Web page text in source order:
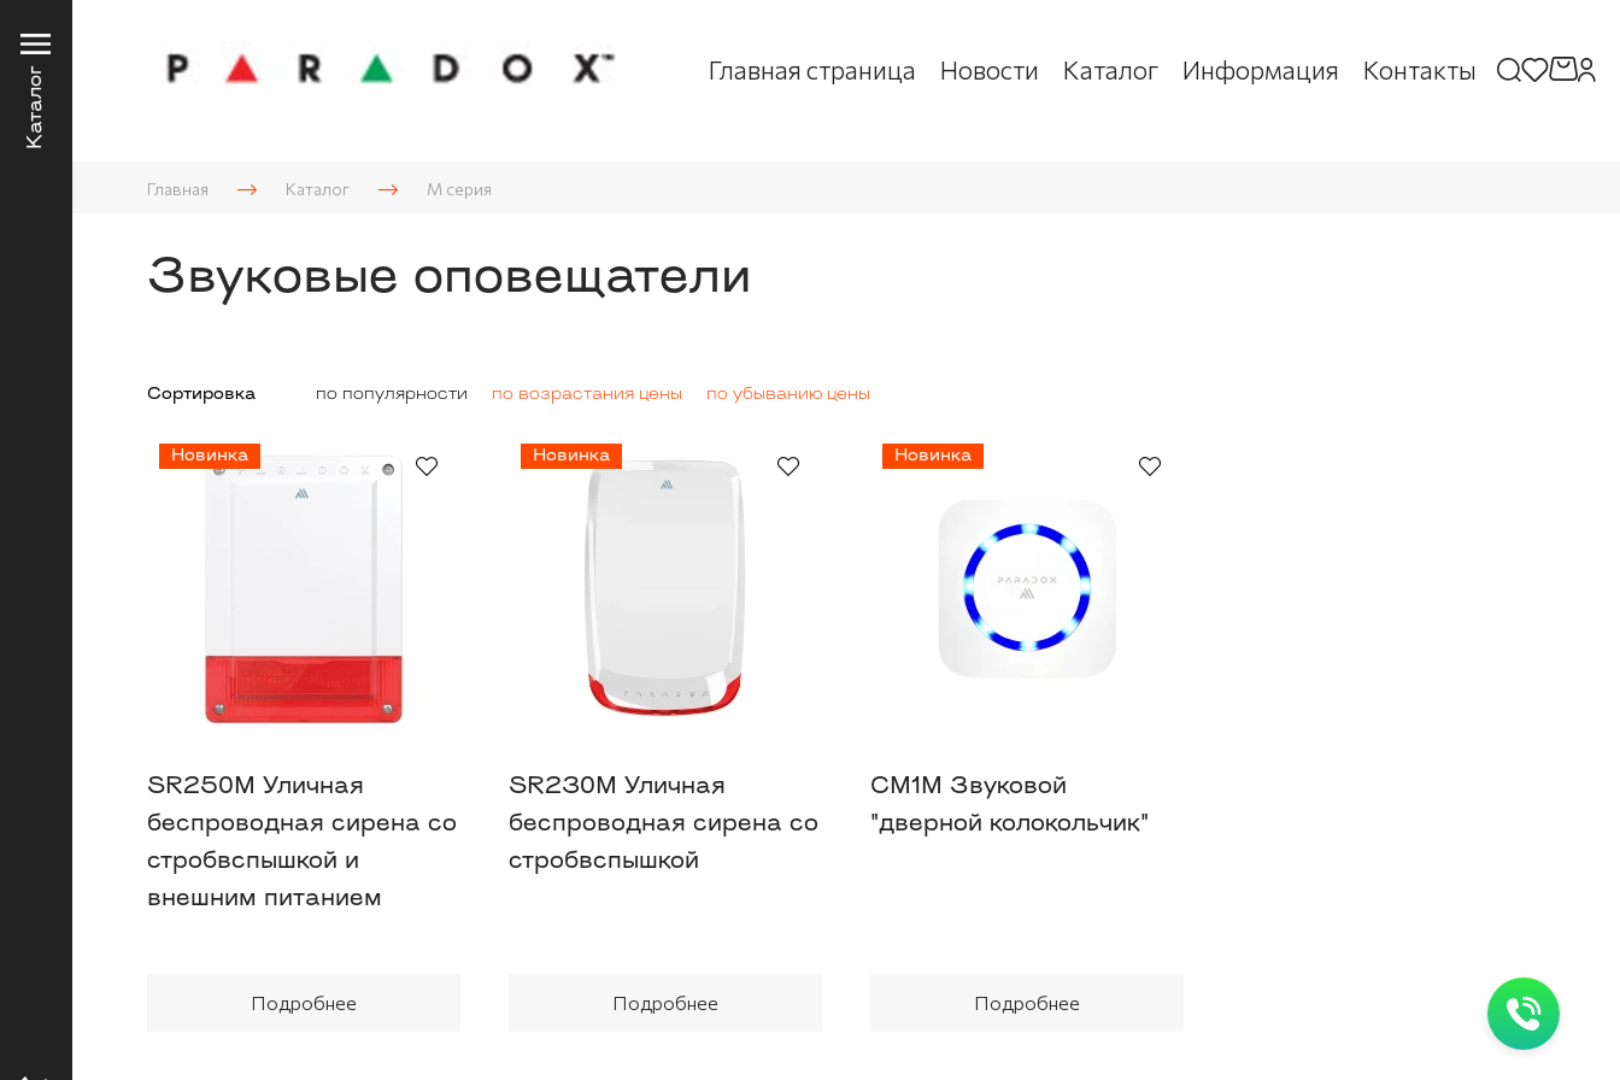
Главная страница Новости Каталог Информация Контакты
Главная Каталог М серия
Звуковые оповещатели
Сортировка по популярности по возрастания цены по убыванию цены
Новинка
SR250M Уличная
беспроводная сирена со
стробвспышкой и
внешним питанием
Подробнее
Новинка
SR230M Уличная
беспроводная сирена со
стробвспышкой
Подробнее
Новинка
CM1M Звуковой
"дверной колокольчик"
Подробнее
Каталог